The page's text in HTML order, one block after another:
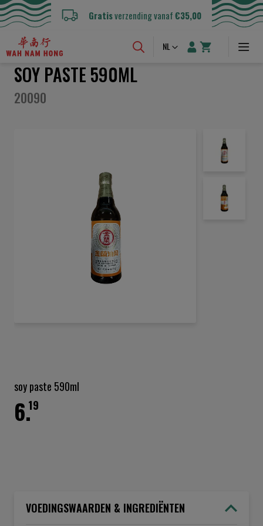
Gratisverzending vanaf€35,00
Taal
NL
SOY PASTE 590ML
20090
begin
van
de
afbeeldingen-
soy paste 590ml
19
6.
VOEDINGSWAARDEN & INGREDIËNTEN